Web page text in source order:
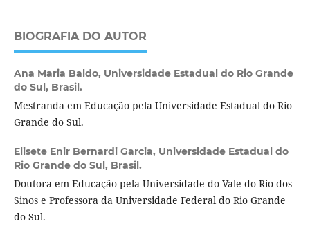
BIOGRAFIA DO AUTOR
Ana Maria Baldo, Universidade Estadual do Rio Grande
do Sul, Brasil.
Mestranda em Educação pela Universidade Estadual do Rio
Grande do Sul.
Elisete Enir Bernardi Garcia, Universidade Estadual do
Rio Grande do Sul, Brasil.
Doutora em Educação pela Universidade do Vale do Rio dos
Sinos e Professora da Universidade Federal do Rio Grande
do Sul.